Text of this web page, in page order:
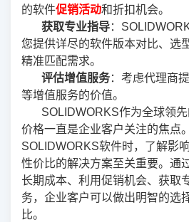
的软件促销活动和折扣机会。
获取专业指导：
您提供详尽的软件版本对比、选
精准匹配需求。
评估增值服务：考虑代理商
等增值服务的价值。
SOLIDWORKS作为全球领
价格一直是企业客户关注的焦点
SOLIDWORKS软件时，了解影
性价比的解决方案至关重要。通
长期成本、利用促销机会、获取
务，企业客户可以做出明智的选
比。